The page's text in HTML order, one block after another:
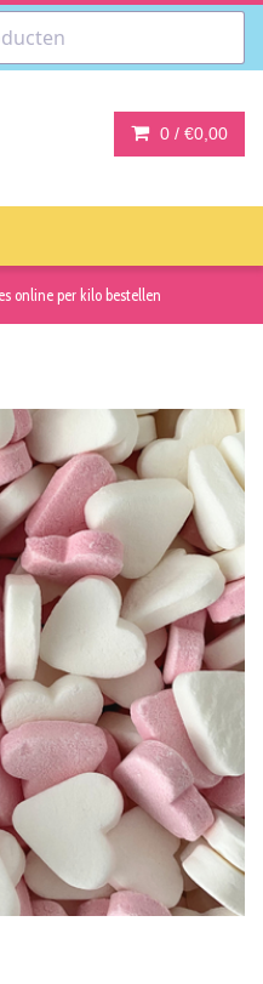
0 / €0,00
online per kilo bestellen